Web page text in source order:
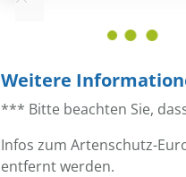
Weitere
*** Bitte beachten Sie,
Infos zum Artenschutz-
entfernt werden.